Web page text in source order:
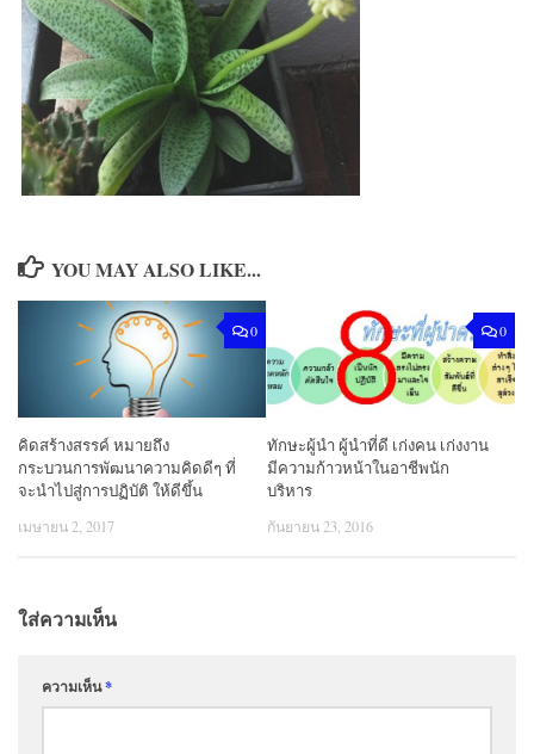
YOU MAY ALSO LIKE...
0
คิดสร้างสรรค์ หมายถึง
กระบวนการพัฒนาความคิดดีๆ ที่
จะนำไปสู่การปฏิบัติ ให้ดีขึ้น
เมษายน 2, 2017
0
ทักษะผู้นำ ผู้นําที่ดี เก่งคน เก่งงาน
มีความก้าวหน้าในอาชีพนัก
บริหาร
กันยายน 23, 2016
ใส่ความเห็น
ความเห็น*